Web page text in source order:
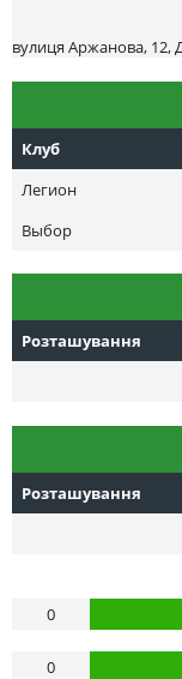
вулиця Аржанова, 12,
Клуб
Легион
Выбор
Розташування
Розташування
0
0